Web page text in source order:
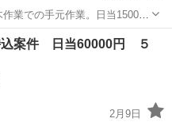
し。 宿舎完備（費
合わせください。
込案件 日当60000円 ５
2月9日